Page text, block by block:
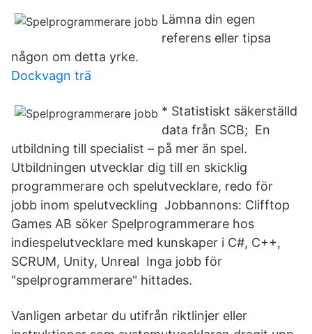
Lämna din egen
referens eller tipsa
någon om detta yrke.
Dockvagn trä
* Statistiskt säkerställd
data från SCB; En
utbildning till specialist – på mer än spel.
Utbildningen utvecklar dig till en skicklig
programmerare och spelutvecklare, redo för
jobb inom spelutveckling Jobbannons: Clifftop
Games AB söker Spelprogrammerare hos
indiespelutvecklare med kunskaper i C#, C++,
SCRUM, Unity, Unreal Inga jobb för
"spelprogrammerare" hittades.
Vanligen arbetar du utifrån riktlinjer eller